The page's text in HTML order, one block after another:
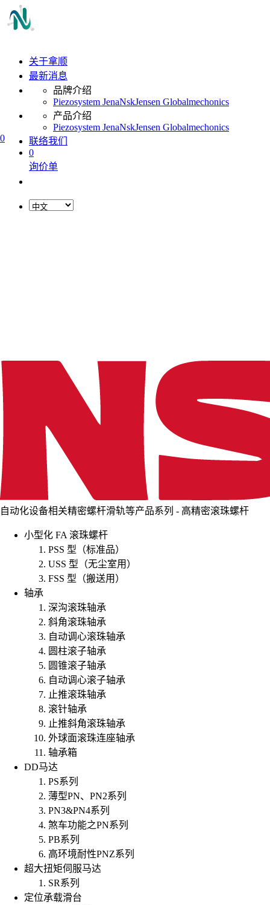
0
关于拿顺
最新消息
品牌介绍
Piezosystem JenaNskJensen Globalmechonics
产品介绍
Piezosystem JenaNskJensen Globalmechonics
联络我们
0
询价单
自动化设备相关精密螺杆滑轨等产品系列 - 高精密滚珠螺杆
小型化 FA 滚珠螺杆
PSS 型（标准品）
USS 型（无尘室用）
FSS 型（搬送用）
轴承
深沟滚珠轴承
斜角滚珠轴承
自动调心滚珠轴承
圆柱滚子轴承
圆锥滚子轴承
自动调心滚子轴承
止推滚珠轴承
滚针轴承
止推斜角滚珠轴承
外球面滚珠连座轴承
轴承箱
DD马达
PS系列
薄型PN、PN2系列
PN3&PN4系列
煞车功能之PN系列
PB系列
高环境耐性PNZ系列
超大扭矩伺服马达
SR系列
定位承载滑台